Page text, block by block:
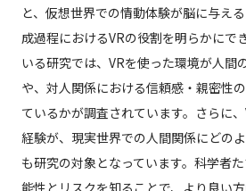
と、仮想世界での情動体験が脳に与え
成過程におけるVRの役割を明らかにで
いる研究では、VRを使った環境が人間
や、対人関係における信頼感・親密性
ているかが調査されています。さらに
経験が、現実世界での人間関係にどの
も研究の対象となっています。科学者